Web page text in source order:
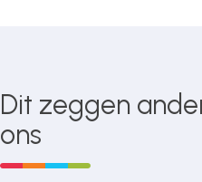
Dit zeggen
ons